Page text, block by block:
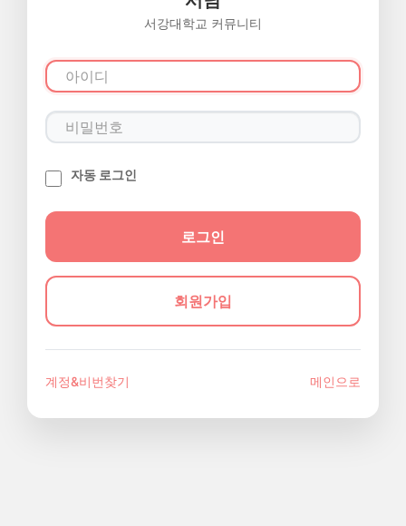
서강대학교 커뮤니티
자동 로그인
회원가입
계정&비번찾기 메인으로